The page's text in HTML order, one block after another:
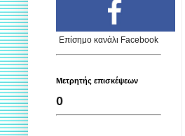
Επίσημο κανάλι Facebook
Μετρητής επισκέψεων
0